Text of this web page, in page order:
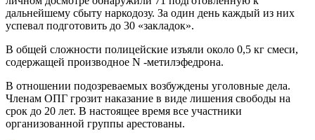
дальнейшему сбыту наркодозу. За один день каждый из них
успевал подготовить до 30 «закладок».
В общей сложности полицейские изъяли около 0,5 кг смеси,
содержащей производное N -метилэфедрона.
В отношении подозреваемых возбуждены уголовные дела.
Членам ОПГ грозит наказание в виде лишения свободы на
срок до 20 лет. В настоящее время все участники
организованной группы арестованы.